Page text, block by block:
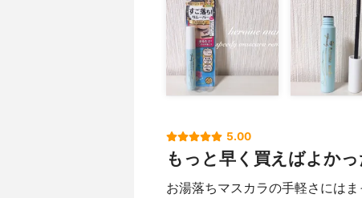
5.00
もっと早く買えばよかっ
お湯落ちマスカラの手軽さには